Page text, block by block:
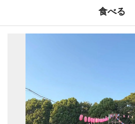
食べる